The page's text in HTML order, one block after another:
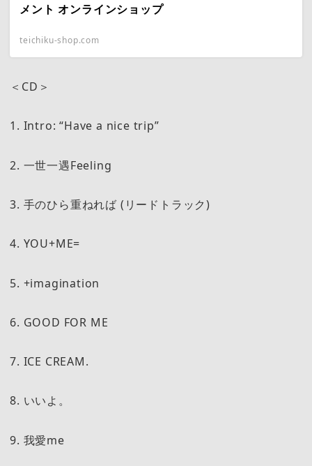
メント オンラインショップ
teichiku-shop.com
＜CD＞
1. Intro: “Have a nice trip”
2. 一世一遇Feeling
3. 手のひら重ねれば (リードトラック)
4. YOU+ME=
5. +imagination
6. GOOD FOR ME
7. ICE CREAM.
8. いいよ。
9. 我愛me